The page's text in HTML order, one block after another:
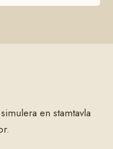
en stamtavla